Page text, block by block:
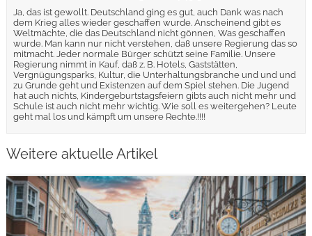
Ja, das ist gewollt. Deutschland ging es gut, auch Dank was nach
dem Krieg alles wieder geschaffen wurde. Anscheinend gibt es
Weltmächte, die das Deutschland nicht gönnen, Was geschaffen
wurde. Man kann nur nicht verstehen, daß unsere Regierung das so
mitmacht. Jeder normale Bürger schützt seine Familie. Unsere
Regierung nimmt in Kauf, daß z. B. Hotels, Gaststätten,
Vergnügungsparks, Kultur, die Unterhaltungsbranche und und und
zu Grunde geht und Existenzen auf dem Spiel stehen. Die Jugend
hat auch nichts, Kindergeburtstagsfeiern gibts auch nicht mehr und
Schule ist auch nicht mehr wichtig. Wie soll es weitergehen? Leute
geht mal los und kämpft um unsere Rechte.!!!!
Weitere aktuelle Artikel
weiterlesen